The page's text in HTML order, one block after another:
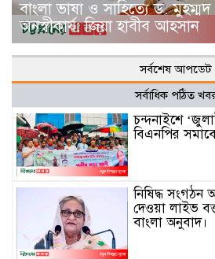
বাংলা ভাষা ও সাহিত্যে ড.
অনস্বীকার্য: জিয়া হাবীব আহসান
সর্বশেষ আপডেট
সর্বাধিক পঠিত
চন্দনাইশে
বিএনপির
নিষিদ্ধ
দেওয়া লাইভ
বাংলা অনুবাদ।